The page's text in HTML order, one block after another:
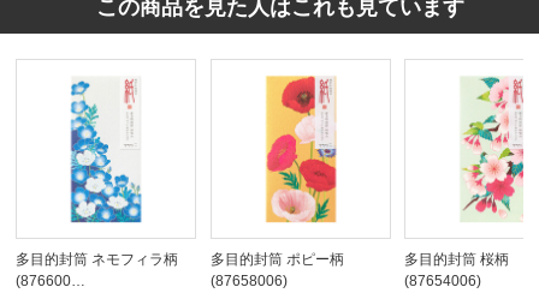
この商品を見た人はこれも見ています
多目的封筒 ネモフィラ柄
(876600…
多目的封筒 ポピー柄
(87658006)
多目的封筒 桜柄
(87654006)